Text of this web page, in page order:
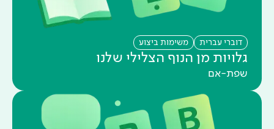
דוברי עברית משימות ביצוע
גלויות מן הנוף הצלילי שלנו
שפת-אם